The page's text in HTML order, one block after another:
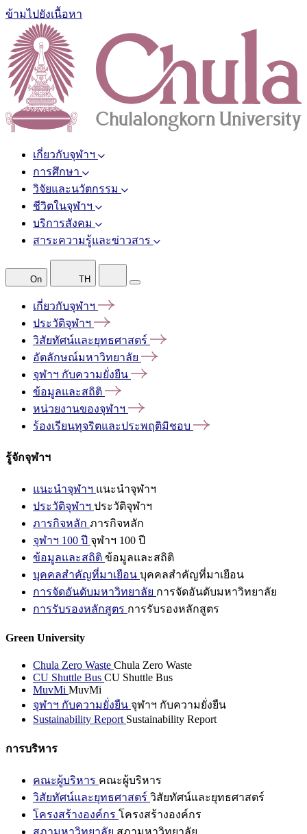
ข้ามไปยังเนื้อหา
เกี่ยวกับจุฬาฯ
การศึกษา
วิจัยและนวัตกรรม
ชีวิตในจุฬาฯ
บริการสังคม
สาระความรู้และข่าวสาร
On TH
เกี่ยวกับจุฬาฯ
ประวัติจุฬาฯ
วิสัยทัศน์และยุทธศาสตร์
อัตลักษณ์มหาวิทยาลัย
จุฬาฯ กับความยั่งยืน
ข้อมูลและสถิติ
หน่วยงานของจุฬาฯ
ร้องเรียนทุจริตและประพฤติมิชอบ
รู้จักจุฬาฯ
แนะนำจุฬาฯ แนะนำจุฬาฯ
ประวัติจุฬาฯ ประวัติจุฬาฯ
ภารกิจหลัก ภารกิจหลัก
จุฬาฯ 100 ปี จุฬาฯ 100 ปี
ข้อมูลและสถิติ ข้อมูลและสถิติ
บุคคลสำคัญที่มาเยือน บุคคลสำคัญที่มาเยือน
การจัดอันดับมหาวิทยาลัย การจัดอันดับมหาวิทยาลัย
การรับรองหลักสูตร การรับรองหลักสูตร
Green University
Chula Zero Waste Chula Zero Waste
CU Shuttle Bus CU Shuttle Bus
MuvMi MuvMi
จุฬาฯ กับความยั่งยืน จุฬาฯ กับความยั่งยืน
Sustainability Report Sustainability Report
การบริหาร
คณะผู้บริหาร คณะผู้บริหาร
วิสัยทัศน์และยุทธศาสตร์ วิสัยทัศน์และยุทธศาสตร์
โครงสร้างองค์กร โครงสร้างองค์กร